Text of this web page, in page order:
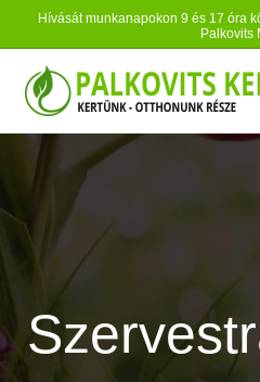
Hívását munkanapokon 9 és 17 óra
Palkovits